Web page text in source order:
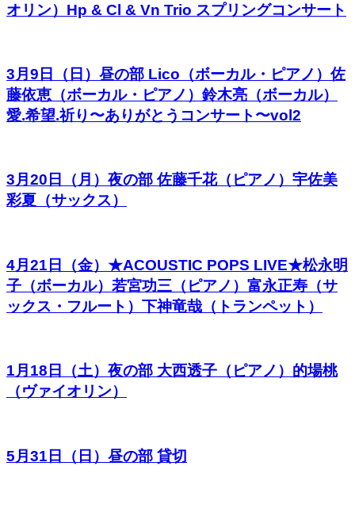
オリン）Hp & Cl & Vn Trio スプリングコンサート
3月9日（日）昼の部 Lico（ボーカル・ピアノ）佐
藤依恵（ボーカル・ピアノ）鈴木亮（ボーカル）
愛.希望.祈り〜ありがとうコンサート〜vol2
3月20日（月）夜の部 佐藤千花（ピアノ）宇佐美
彩夏（サックス）
4月21日（金）★ACOUSTIC POPS LIVE★松永明
子（ボーカル）若宮功三（ピアノ）富永正寿（サ
ックス・フルート）下神竜哉（トランペット）
1月18日（土）夜の部 大西透子（ピアノ）的場桃
（ヴァイオリン）
5月31日（日）昼の部 貸切